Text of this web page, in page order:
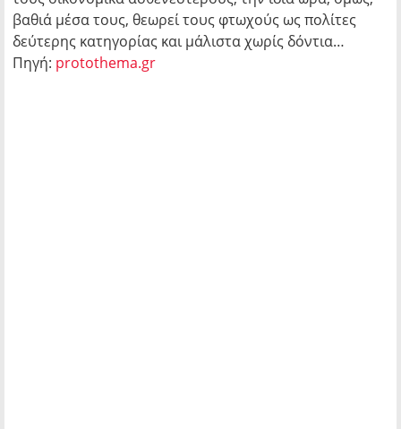
βαθιά μέσα τους, θεωρεί τους φτωχούς ως πολίτες
δεύτερης κατηγορίας και μάλιστα χωρίς δόντια…
Πηγή: protothema.gr